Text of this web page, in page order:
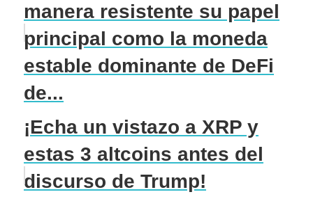
manera resistente su papel
principal como la moneda
estable dominante de DeFi
de...
¡Echa un vistazo a XRP y
estas 3 altcoins antes del
discurso de Trump!